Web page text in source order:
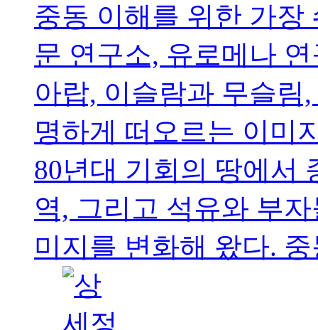
중동 이해를 위한 가장
문 연구소, 유로메나
아랍, 이슬람과 무슬림
명하게 떠오르는 이미
80년대 기회의 땅에서
역, 그리고 석유와 부
미지를 변화해 왔다.